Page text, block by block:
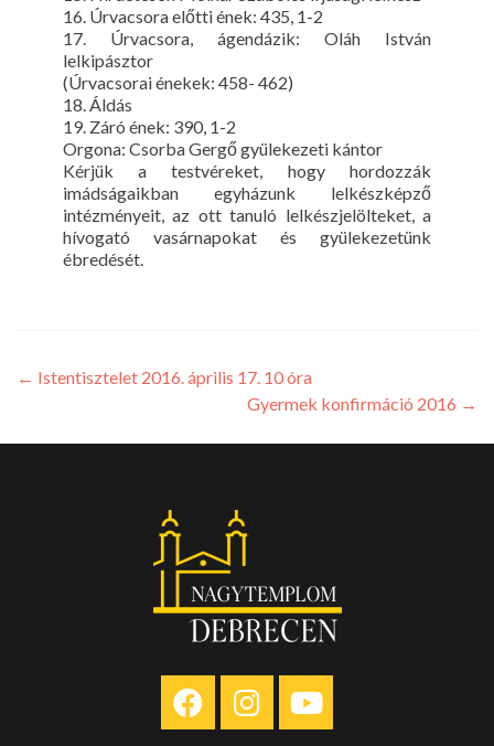
16. Úrvacsora előtti ének: 435, 1-2
17. Úrvacsora, ágendázik: Oláh István
lelkipásztor
(Úrvacsorai énekek: 458- 462)
18. Áldás
19. Záró ének: 390, 1-2
Orgona: Csorba Gergő gyülekezeti kántor
Kérjük a testvéreket, hogy hordozzák
imádságaikban egyházunk lelkészképző
intézményeit, az ott tanuló lelkészjelölteket, a
hívogató vasárnapokat és gyülekezetünk
ébredését.
← Istentisztelet 2016. április 17. 10 óra
Gyermek konfirmáció 2016 →